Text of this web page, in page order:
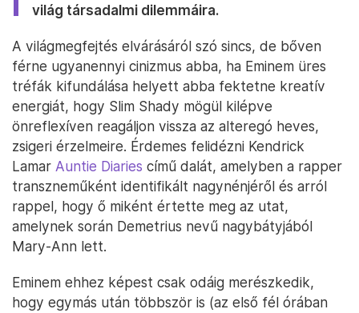
világ társadalmi dilemmáira.
A világmegfejtés elvárásáról szó sincs, de bőven
férne ugyanennyi cinizmus abba, ha Eminem üres
tréfák kifundálása helyett abba fektetne kreatív
energiát, hogy Slim Shady mögül kilépve
önreflexíven reagáljon vissza az alteregó heves,
zsigeri érzelmeire. Érdemes felidézni Kendrick
Lamar Auntie Diaries című dalát, amelyben a rapper
transzneműként identifikált nagynénjéről és arról
rappel, hogy ő miként értette meg az utat,
amelynek során Demetrius nevű nagybátyjából
Mary-Ann lett.
Eminem ehhez képest csak odáig merészkedik,
hogy egymás után többször is (az első fél órában